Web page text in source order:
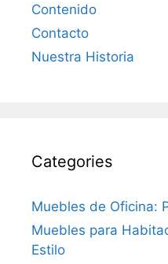
Contenido
Contacto
Nuestra Historia
Categories
Muebles de Oficina:
Muebles para
Estilo